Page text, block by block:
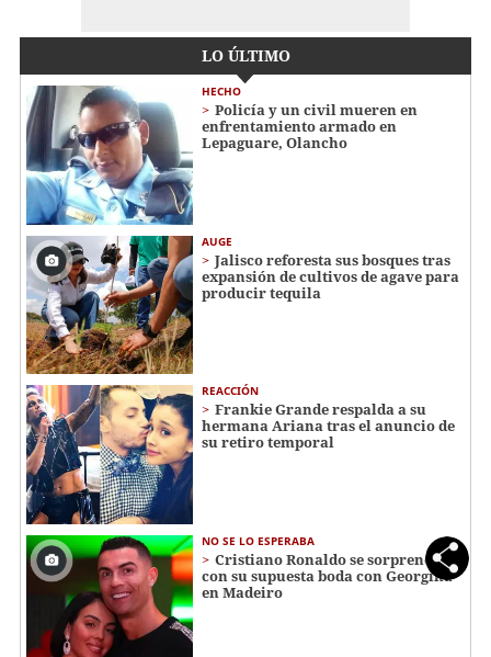
LO ÚLTIMO
HECHO
Policía y un civil mueren en
enfrentamiento armado en
Lepaguare, Olancho
AUGE
Jalisco reforesta sus bosques tras
expansión de cultivos de agave para
producir tequila
REACCIÓN
Frankie Grande respalda a su
hermana Ariana tras el anuncio de
su retiro temporal
NO SE LO ESPERABA
Cristiano Ronaldo se sorprende
con su supuesta boda con Georgina
en Madeiro